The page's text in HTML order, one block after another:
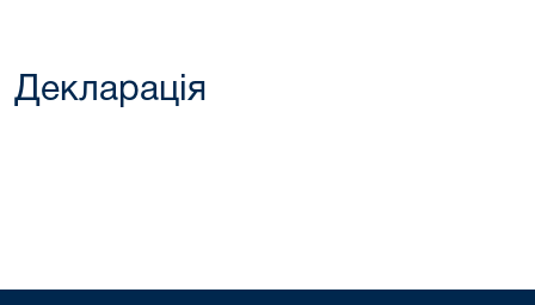
Декларація